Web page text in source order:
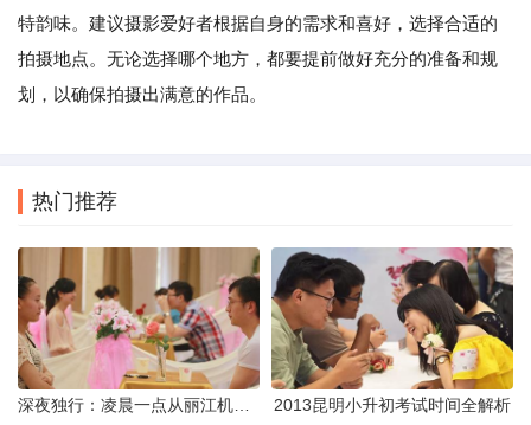
特韵味。建议摄影爱好者根据自身的需求和喜好，选择合适的
拍摄地点。无论选择哪个地方，都要提前做好充分的准备和规
划，以确保拍摄出满意的作品。
热门推荐
2013昆明小升初考试时间全解析